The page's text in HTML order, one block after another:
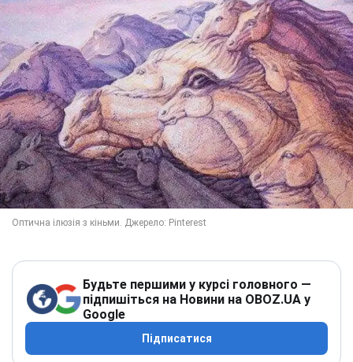
Будьте першими у курсі головного —
підпишіться на Новини на OBOZ.UA у
Google
Підписатися